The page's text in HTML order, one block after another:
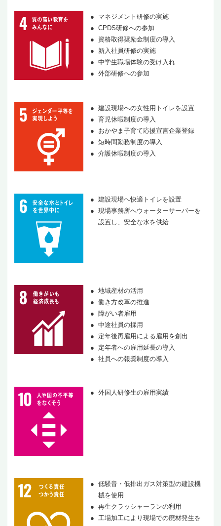
マネジメント研修の実施
CPDS研修への参加
資格取得奨励金制度の導入
新入社員研修の実施
中学生職場体験の受け入れ
外部研修への参加
建設現場への女性用トイレを設置
育児休暇制度の導入
おかやま子育て応援宣言企業登録
短時間勤務制度の導入
介護休暇制度の導入
建設現場へ快適トイレを設置
現場事務所へウォーターサーバーを
設置し、安全な水を供給
地域産材の活用
働き方改革の推進
障がい者雇用
中途社員の採用
定年後再雇用による雇用を創出
定年者への雇用延長の導入
社員への報奨制度の導入
外国人研修生の雇用実績
低騒音・低排出ガス対策型の建設機
械を使用
再生クラッシャーランの利用
工場加工により現場での廃材発生を